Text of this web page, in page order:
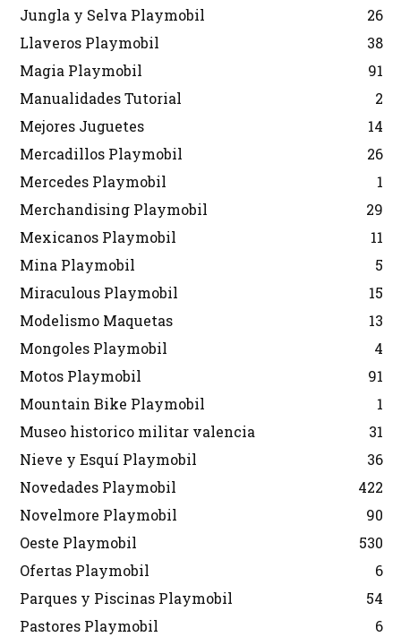
Jungla y Selva Playmobil
26
Llaveros Playmobil
38
Magia Playmobil
91
Manualidades Tutorial
2
Mejores Juguetes
14
Mercadillos Playmobil
26
Mercedes Playmobil
1
Merchandising Playmobil
29
Mexicanos Playmobil
11
Mina Playmobil
5
Miraculous Playmobil
15
Modelismo Maquetas
13
Mongoles Playmobil
4
Motos Playmobil
91
Mountain Bike Playmobil
1
Museo historico militar valencia
31
Nieve y Esquí Playmobil
36
Novedades Playmobil
422
Novelmore Playmobil
90
Oeste Playmobil
530
Ofertas Playmobil
6
Parques y Piscinas Playmobil
54
Pastores Playmobil
6